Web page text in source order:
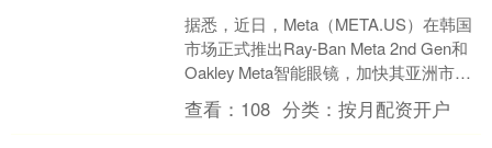
据悉，近日，Meta（META.US）在韩国
市场正式推出Ray-Ban Meta 2nd Gen和
Oakley Meta智能眼镜，加快其亚洲市场
攻势。 Ray-....
查看： 108 分类：按月配资开户